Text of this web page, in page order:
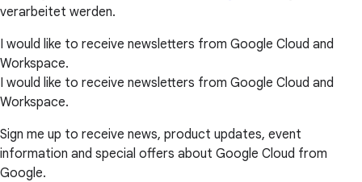
verarbeitet werden.
I would like to receive newsletters from Google Cloud and
Workspace.
I would like to receive newsletters from Google Cloud and
Workspace.
Sign me up to receive news, product updates, event
information and special offers about Google Cloud from
Google.